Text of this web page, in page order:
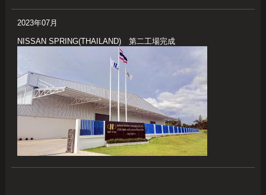
2023年07月
NISSAN SPRING(THAILAND) 第二工場完成